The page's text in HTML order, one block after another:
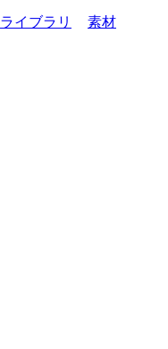
ライブラリ 素材